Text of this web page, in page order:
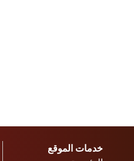
خدمات الموقع